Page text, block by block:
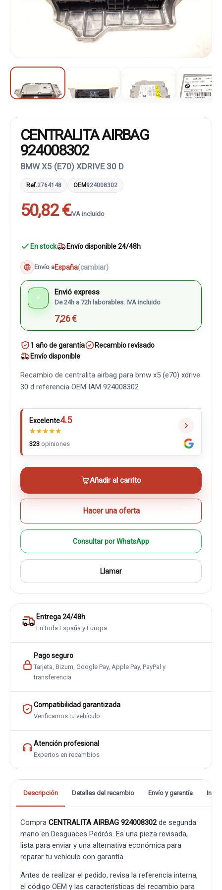
CENTRALITA AIRBAG
924008302
BMW X5 (E70) XDRIVE 30 D
Ref.2764148 OEM924008302
50,82 €IVA incluido
En stock Envío disponible 24/48h
Envío aEspaña(cambiar)
⚡
Envió express
De 24h a 72h laborables. IVA incluido
7,26 €
1 año de garantía
Recambio revisado
Envío disponible
Recambio de centralita airbag para bmw x5 (e70) xdrive
30 d referencia OEM IAM 924008302
Excelente4.5
★★★★★
323 opiniones
Añadir al carrito
Hacer una oferta
Consultar por WhatsApp
Llamar
Entrega 24/48h
En toda España y Europa
Pago seguro
Tarjeta, Bizum, Google Pay, Apple Pay, PayPal y
transferencia
Compatibilidad garantizada
Verificamos tu vehículo
Atención profesional
Expertos en recambios
Descripción Detalles del recambio Envío y garantía
Compra CENTRALITA AIRBAG 924008302de segunda
mano en Desguaces Pedrós. Es una pieza revisada,
lista para enviar y una alternativa económica para
reparar tu vehículo con garantía.
Antes de realizar el pedido, revisa la referencia interna,
el código OEM y las características del recambio para